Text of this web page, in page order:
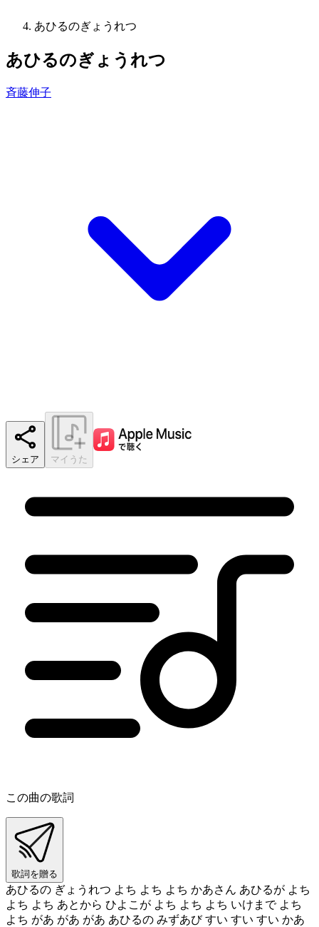
あひるのぎょうれつ
あひるのぎょうれつ
斉藤伸子
シェア マイうた
この曲の歌詞
歌詞を贈る
あひるの ぎょうれつ よち よち よち かあさん あひるが よち
よち よち あとから ひよこが よち よち よち いけまで よち
よち があ があ があ あひるの みずあび すい すい すい かあ